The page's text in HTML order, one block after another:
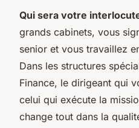
Qui sera votre
grands cabinets, vous
senior et vous travaillez
Dans les structures
Finance, le dirigeant qui
celui qui exécute la
change tout dans la